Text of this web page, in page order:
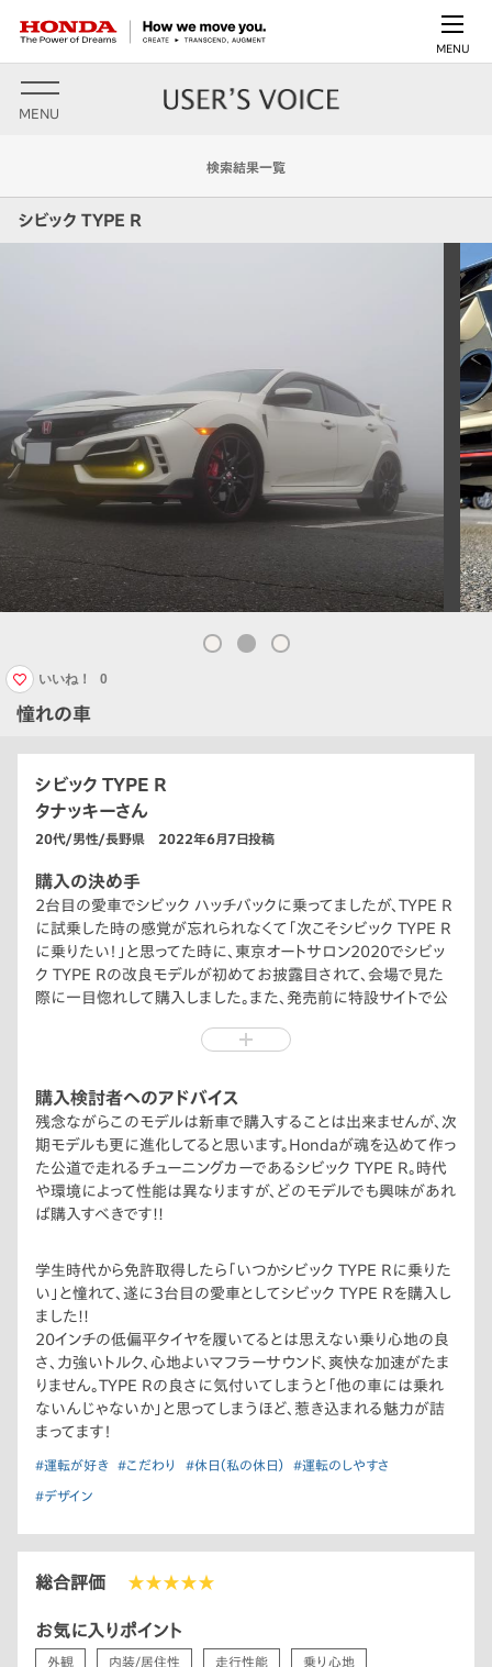
MENU
MENU
検索結果一覧
シビック TYPE R
憧れの車
いいね！ 0
シビック TYPE R
タナッキーさん
20代/男性/長野県 2022年6月7日投稿
購入の決め手
2台目の愛車でシビック ハッチバックに乗ってましたが、TYPE R
に試乗した時の感覚が忘れられなくて「次こそシビック TYPE R
に乗りたい！」と思ってた時に、東京オートサロン2020でシビッ
ク TYPE Rの改良モデルが初めてお披露目されて、会場で見た
際に一目惚れして購入しました。また、発売前に特設サイトで公
購入検討者へのアドバイス
残念ながらこのモデルは新車で購入することは出来ませんが、次
期モデルも更に進化してると思います。Hondaが魂を込めて作っ
た公道で走れるチューニングカーであるシビック TYPE R。時代
や環境によって性能は異なりますが、どのモデルでも興味があれ
ば購入すべきです!!
学生時代から免許取得したら「いつかシビック TYPE Rに乗りた
い」と憧れて、遂に3台目の愛車としてシビック TYPE Rを購入し
ました!!
20インチの低偏平タイヤを履いてるとは思えない乗り心地の良
さ、力強いトルク、心地よいマフラーサウンド、爽快な加速がたま
りません。TYPE Rの良さに気付いてしまうと「他の車には乗れ
ないんじゃないか」と思ってしまうほど、惹き込まれる魅力が詰
まってます！
#運転が好き #こだわり #休日（私の休日） #運転のしやすさ
#デザイン
総合評価 ★★★★★
お気に入りポイント
外観 内装/居住性 走行性能 乗り心地